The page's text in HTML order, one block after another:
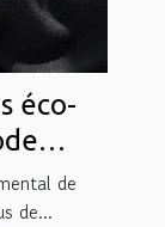
éco-
de
de...